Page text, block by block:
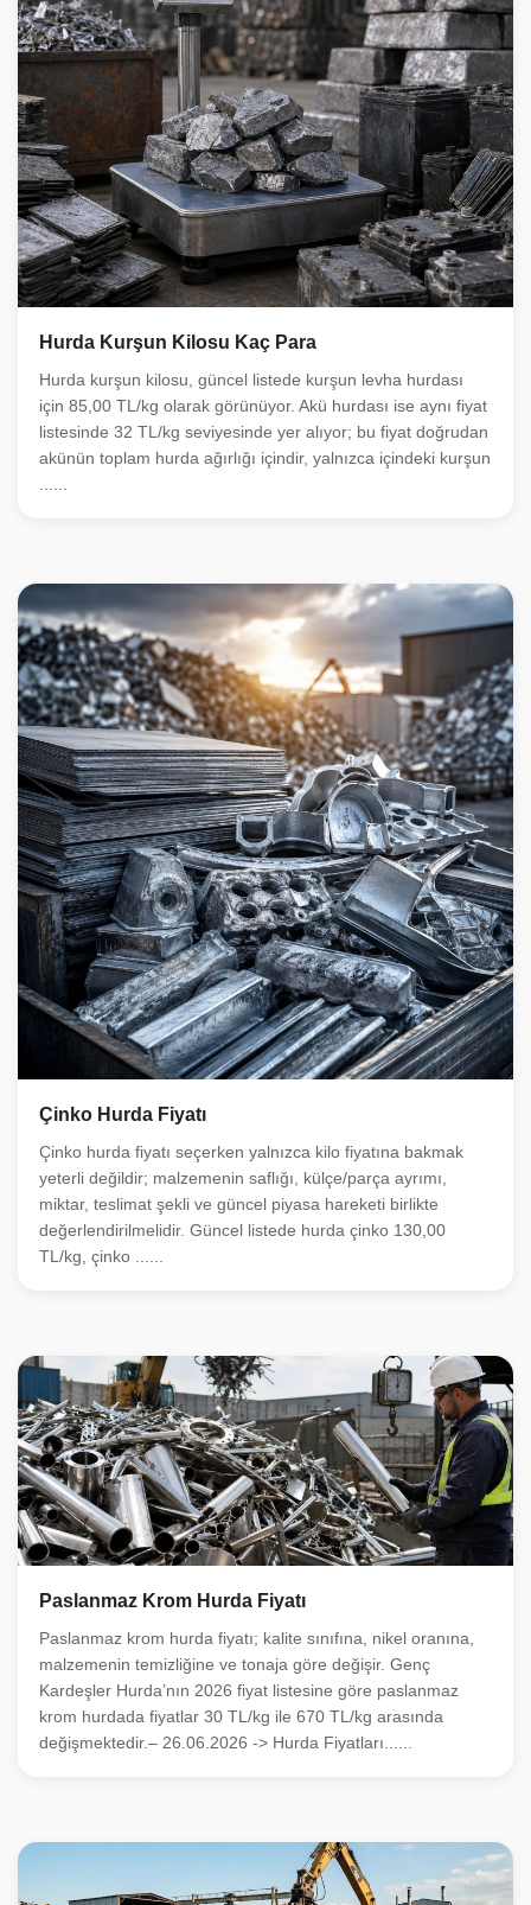
Hurda Kurşun Kilosu Kaç Para
Hurda kurşun kilosu, güncel listede kurşun levha hurdası
için 85,00 TL/kg olarak görünüyor. Akü hurdası ise aynı fiyat
listesinde 32 TL/kg seviyesinde yer alıyor; bu fiyat doğrudan
akünün toplam hurda ağırlığı içindir, yalnızca içindeki kurşun
......
Çinko Hurda Fiyatı
Çinko hurda fiyatı seçerken yalnızca kilo fiyatına bakmak
yeterli değildir; malzemenin saflığı, külçe/parça ayrımı,
miktar, teslimat şekli ve güncel piyasa hareketi birlikte
değerlendirilmelidir. Güncel listede hurda çinko 130,00
TL/kg, çinko ......
Paslanmaz Krom Hurda Fiyatı
Paslanmaz krom hurda fiyatı; kalite sınıfına, nikel oranına,
malzemenin temizliğine ve tonaja göre değişir. Genç
Kardeşler Hurda’nın 2026 fiyat listesine göre paslanmaz
krom hurdada fiyatlar 30 TL/kg ile 670 TL/kg arasında
değişmektedir.– 26.06.2026 -> Hurda Fiyatları......